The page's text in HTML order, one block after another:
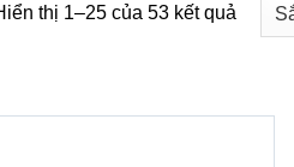
thị 1–25 của 53 kết quả